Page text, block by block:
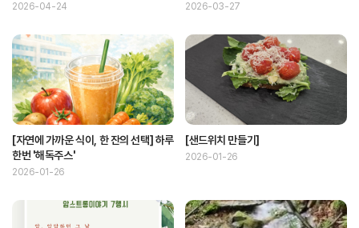
2026-04-24 2026-03-27
[자연에 가까운 식이, 한 잔의 선택] 하루
한번 '해독주스'
2026-01-26
[샌드위치 만들기]
2026-01-26